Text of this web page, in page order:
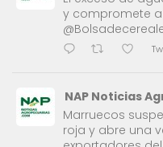
y compromete
NAP Noticias
Marruecos
roja y abre una